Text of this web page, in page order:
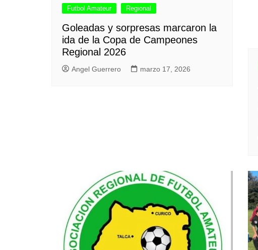
Futbol Amateur Regional
Goleadas y sorpresas marcaron la
ida de la Copa de Campeones
Regional 2026
Angel Guerrero marzo 17, 2026